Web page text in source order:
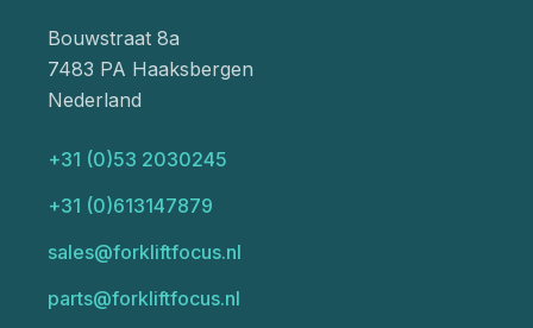
Bouwstraat 8a
7483 PA Haaksbergen
Nederland
+31 (0)53 2030245
+31 (0)613147879
sales@forkliftfocus.nl
parts@forkliftfocus.nl